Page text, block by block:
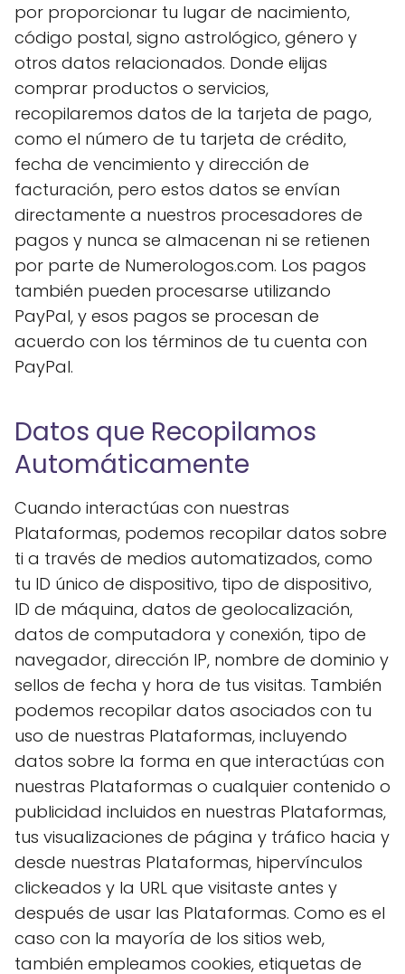
por proporcionar tu lugar de nacimiento,
código postal, signo astrológico, género y
otros datos relacionados. Donde elijas
comprar productos o servicios,
recopilaremos datos de la tarjeta de pago,
como el número de tu tarjeta de crédito,
fecha de vencimiento y dirección de
facturación, pero estos datos se envían
directamente a nuestros procesadores de
pagos y nunca se almacenan ni se retienen
por parte de Numerologos.com. Los pagos
también pueden procesarse utilizando
PayPal, y esos pagos se procesan de
acuerdo con los términos de tu cuenta con
PayPal.
Datos que Recopilamos
Automáticamente
Cuando interactúas con nuestras
Plataformas, podemos recopilar datos sobre
ti a través de medios automatizados, como
tu ID único de dispositivo, tipo de dispositivo,
ID de máquina, datos de geolocalización,
datos de computadora y conexión, tipo de
navegador, dirección IP, nombre de dominio y
sellos de fecha y hora de tus visitas. También
podemos recopilar datos asociados con tu
uso de nuestras Plataformas, incluyendo
datos sobre la forma en que interactúas con
nuestras Plataformas o cualquier contenido o
publicidad incluidos en nuestras Plataformas,
tus visualizaciones de página y tráfico hacia y
desde nuestras Plataformas, hipervínculos
clickeados y la URL que visitaste antes y
después de usar las Plataformas. Como es el
caso con la mayoría de los sitios web,
también empleamos cookies, etiquetas de